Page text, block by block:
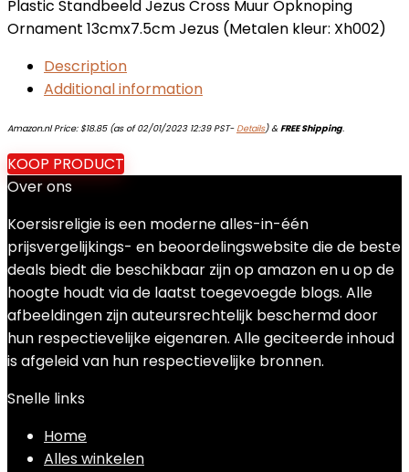
Plastic Standbeeld Jezus Cross Muur Opknoping
Ornament 13cmx7.5cm Jezus (Metalen kleur: Xh002)
Description
Additional information
Amazon.nl Price: $18.85(as of 02/01/2023 12:39 PST-Details)&FREE Shipping.
KOOP PRODUCT
Over ons
Koersisreligie is een moderne alles-in-één
prijsvergelijkings- en beoordelingswebsite die de beste
deals biedt die beschikbaar zijn op amazon en u op de
hoogte houdt via de laatst toegevoegde blogs. Alle
afbeeldingen zijn auteursrechtelijk beschermd door
hun respectievelijke eigenaren. Alle geciteerde inhoud
is afgeleid van hun respectievelijke bronnen.
Snelle links
Home
Alles winkelen